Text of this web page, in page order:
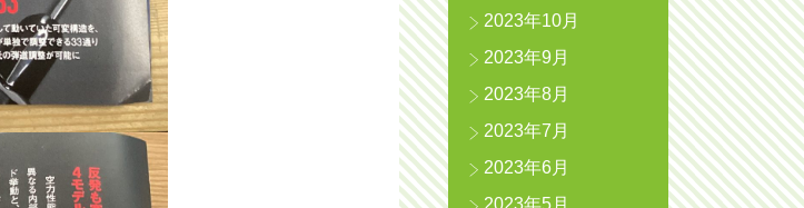
2023年10月
2023年9月
2023年8月
2023年7月
2023年6月
2023年5月